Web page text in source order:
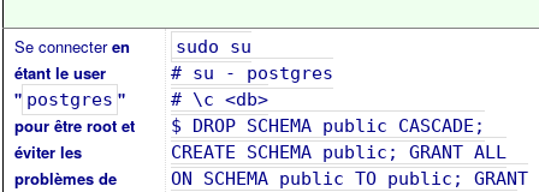
Se connecteren
étant le user
" postgres "
pour être root et
éviter les
problèmes de
sudo su
# su - postgres
# \c <db>
$ DROP SCHEMA public CASCADE;
CREATE SCHEMA public; GRANT ALL
ON SCHEMA public TO public; GRANT